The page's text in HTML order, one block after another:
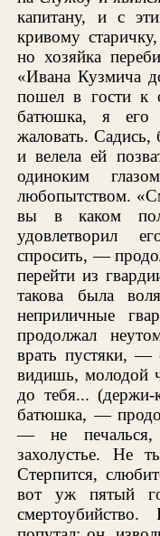
капитану, и с
кривому
но хозяйка
«Ивана Кузмича
пошел в гости к
батюшка, я
жаловать.
и велела ей
одиноким
любопытством.
вы в каком
удовлетворил
спросить, —
перейти из
такова была
неприличные
продолжал
врать пустяки, —
видишь, молодой
до тебя...
батюшка, —
— не
захолустье. Не
Стерпится,
вот уж пятый